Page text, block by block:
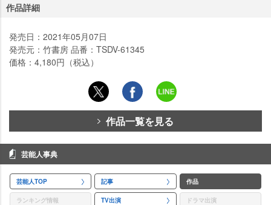
作品詳細
発売日：2021年05月07日
発売元：竹書房 品番：TSDV-61345
価格：4,180円（税込）
作品一覧を見る
芸能人事典
芸能人TOP 記事 作品
ランキング情報 TV出演 ドラマ出演